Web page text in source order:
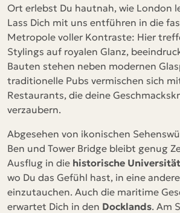
Ort erlebst Du hautnah, wie London
Lass Dich mit uns entführen in die
Metropole voller Kontraste: Hier
Stylings auf royalen Glanz,
Bauten stehen neben modernen
traditionelle Pubs vermischen sich
Restaurants, die deine
verzaubern.
Abgesehen von ikonischen
Ben und Tower Bridge bleibt genug
Ausflug in die historische
wo Du das Gefühl hast, in eine
einzutauchen. Auch die maritime
erwartet Dich in den Docklands. Am